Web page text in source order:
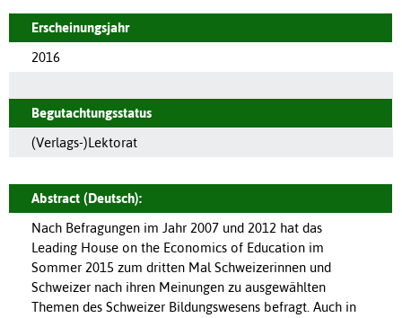
Erscheinungsjahr
2016
Begutachtungsstatus
(Verlags-)Lektorat
Abstract (Deutsch):
Nach Befragungen im Jahr 2007 und 2012 hat das
Leading House on the Economics of Education im
Sommer 2015 zum dritten Mal Schweizerinnen und
Schweizer nach ihren Meinungen zu ausgewählten
Themen des Schweizer Bildungswesens befragt. Auch in